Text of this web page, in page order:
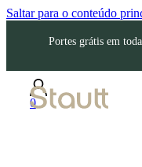
Saltar para o conteúdo
Portes grátis em
0